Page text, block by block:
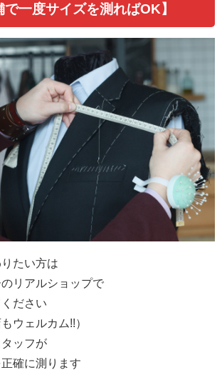
で一度サイズを測ればOK 】
たい方は
リアルショップで
ださい
ウェルカム!!）
ッフが
確に測ります